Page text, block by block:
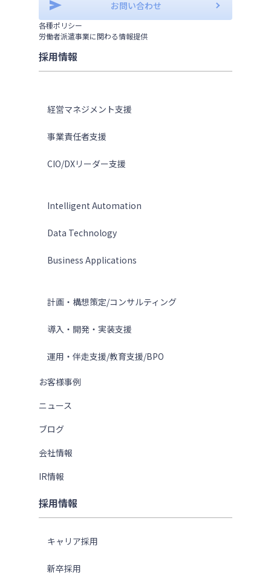
お問い合わせ
各種ポリシー
労働者派遣事業に関わる情報提供
採用情報
経営マネジメント支援
事業責任者支援
CIO/DXリーダー支援
Intelligent Automation
Data Technology
Business Applications
計画・構想策定/コンサルティング
導入・開発・実装支援
運用・伴走支援/教育支援/BPO
お客様事例
ニュース
ブログ
会社情報
IR情報
採用情報
キャリア採用
新卒採用